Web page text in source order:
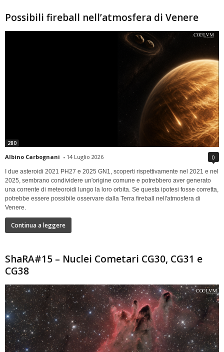
Possibili fireball nell’atmosfera di Venere
280
Albino Carbognani - 14 Luglio 2026 0
I due asteroidi 2021 PH27 e 2025 GN1, scoperti rispettivamente nel 2021 e nel
2025, sembrano condividere un'origine comune e potrebbero aver generato
una corrente di meteoroidi lungo la loro orbita. Se questa ipotesi fosse corretta,
potrebbe essere possibile osservare dalla Terra fireball nell'atmosfera di
Venere.
Continua a leggere
ShaRA#15 – Nuclei Cometari CG30, CG31 e
CG38